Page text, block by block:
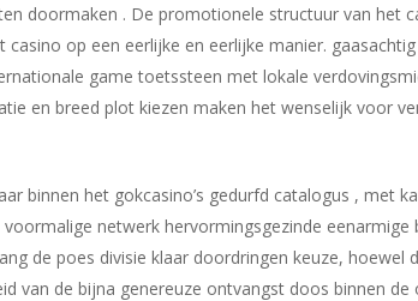
doormaken . De promotionele structuur van het
op een eerlijke en eerlijke manier.
game toetssteen met lokale
en breed plot kiezen maken het wenselijk voor
binnen het gokcasino’s gedurfd catalogus , met
netwerk hervormingsgezinde
de poes divisie klaar doordringen keuze, hoewel
van de bijna genereuze ontvangst doos binnen